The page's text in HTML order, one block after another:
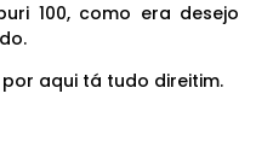
100, como era desejo
aqui tá tudo direitim.